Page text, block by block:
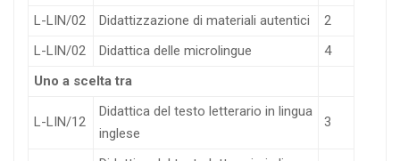
L-LIN/02
Didattizzazione di materiali autentici
2
L-LIN/02
Didattica delle microlingue
4
Uno a scelta tra
L-LIN/12
Didattica del testo letterario in lingua
inglese
3